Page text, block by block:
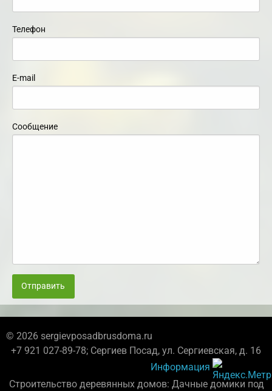
Телефон
E-mail
Сообщение
Отправить
© 2026 sergievposadbrusdoma.ru
+7 921 027-89-78; Сергиев Посад, ул. Сергиевская, д. 16
Информация
Строительство деревянных домов: Дачные домики под